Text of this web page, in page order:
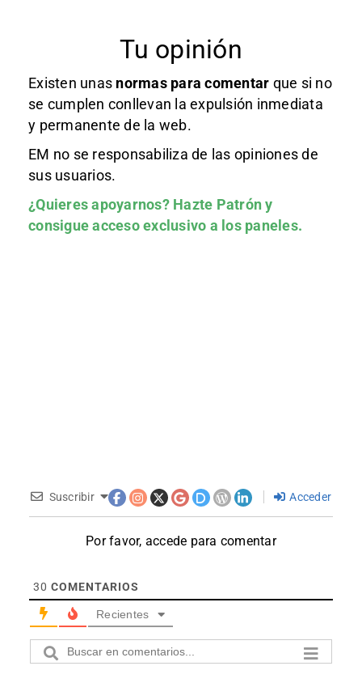
Tu opinión
Existen unas normas para comentar que si no
se cumplen conllevan la expulsión inmediata
y permanente de la web.
EM no se responsabiliza de las opiniones de
sus usuarios.
¿Quieres apoyarnos? Hazte Patróny
consigue acceso exclusivo a los paneles.
Suscribir Acceder
Por favor, accede para comentar
30 COMENTARIOS
Recientes